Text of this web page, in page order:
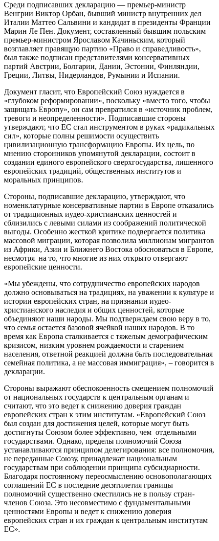
Среди подписавших декларацию — премьер-министр
Венгрии Виктор Орбан, бывший министр внутренних дел
Италии Маттео Сальвини и кандидат в президенты Франции
Марин Ле Пен. Документ, составленный бывшим польским
премьер-министром Ярославом Качиньским, который
возглавляет правящую партию «Право и справедливость»,
был также подписан представителями консервативных
партий Австрии, Болгарии, Дании, Эстонии, Финляндии,
Греции, Литвы, Нидерландов, Румынии и Испании.
Документ гласит, что Европейский Союз нуждается в
«глубоком реформировании», поскольку «вместо того, чтобы
защищать Европу», он сам превратился в «источник проблем,
тревоги и неопределенности». Подписавшие стороны
утверждают, что ЕС стал инструментом в руках «радикальных
сил», которые полны решимости осуществить
цивилизационную трансформацию Европы. Их цель, по
мнению сторонников упомянутой декларации, состоит в
создании единого европейского сверхгосударства, лишенного
европейских традиций, общественных институтов и
моральных принципов.
Стороны, подписавшие декларацию, утверждают, что
номенклатурные консервативные партии в Европе отказались
от традиционных иудео-христианских ценностей и
сблизились с левыми силами из соображений политической
выгоды. Особенно жесткой критике подвергается политика
массовой миграции, которая позволила миллионам мигрантов
из Африки, Азии и Ближнего Востока обосноваться в Европе,
несмотря на то, что многие из них открыто отвергают
европейские ценности.
«Мы убеждены, что сотрудничество европейских народов
должно основываться на традициях, на уважении к культуре и
истории европейских стран, на признании иудео-
христианского наследия и общих ценностей, которые
объединяют наши народы. Мы подтверждаем свою веру в то,
что семья остается базовой ячейкой наших народов. В то
время как Европа сталкивается с тяжелым демографическим
кризисом, низким уровнем рождаемости и старением
населения, ответной реакцией должна быть последовательная
семейная политика, а не массовая иммиграция», – говорится в
декларации.
Стороны выражают обеспокоенность смещением полномочий
от национальных государств к центральным органам и
считают, что это ведет к снижению доверия граждан
европейских стран к этим институтам. «Европейский Союз
был создан для достижения целей, которые могут быть
достигнуты Союзом более эффективно, чем отдельными
государствами. Однако, пределы полномочий Союза
устанавливаются принципом делегирования: все полномочия,
не переданные Союзу, принадлежат национальным
государствам при соблюдении принципа субсидиарности.
Благодаря постоянному переосмыслению основополагающих
соглашений ЕС в последние десятилетия границы
полномочий существенно сместились не в пользу стран-
членов Союза. Это несовместимо с фундаментальными
ценностями Европы и ведет к снижению доверия
европейских стран и их граждан к центральным институтам
ЕС».